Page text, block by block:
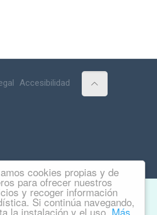
cookies propias y de
para ofrecer nuestros
y recoger información
Si continúa navegando,
la instalación y el uso.Más
Accesibilidad